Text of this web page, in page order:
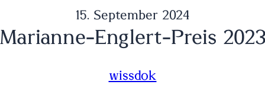
15. September 2024
Marianne-Englert-Preis
wissdok